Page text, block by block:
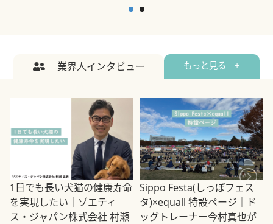
業界人インタビュー もっと見る +
1日でも長い犬猫の健康寿命
を実現したい｜ゾエティ
ス・ジャパン株式会社 村瀬
Sippo Festa(しっぽフェス
タ)×equall 特設ページ｜ド
ッグトレーナー今村真也が